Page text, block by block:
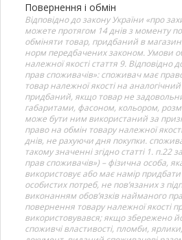
Повернення і обмін
Відповідно до закону України «про
можете протягом 14 днів з моменту
обміняти товар, придбаний в
норм передбачених законом. Умови
належної якості стаття 9. Відповідно
прав споживачів»: споживач має
товар належної якості на
придбаний, якщо товар не
габаритами, фасоном, кольором,
може бути ним використаний за
право на обмін товару належної
днів, не рахуючи дня покупки.
такому значенні згідно статті 1. п.22
прав споживачів») – фізична особа,
використовує або має намір
особистих потреб, не пов’язаних з
виконанням обов’язків найманого
повернення товару належної якості
використовувався; якщо збережено
споживчі властивості, пломби,